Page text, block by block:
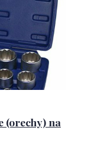
(orechy) na